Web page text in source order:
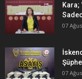
Kara;
07
07